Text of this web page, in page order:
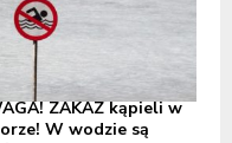
ZAKAZ kąpieli w
W wodzie są